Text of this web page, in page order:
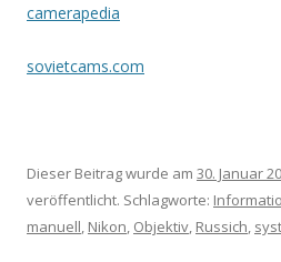
camerapedia
sovietcams.com
Dieser Beitrag wurde am 30. Januar
veröffentlicht. Schlagworte:
manuell, Nikon, Objektiv, Russich,